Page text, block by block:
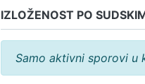
IZLOŽENOST PO
Samo aktivni sporovi u